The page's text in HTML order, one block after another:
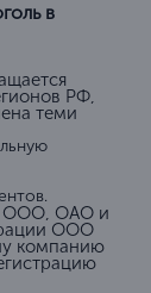
в
РФ,
теми
ООО, ОАО и
ООО
компанию